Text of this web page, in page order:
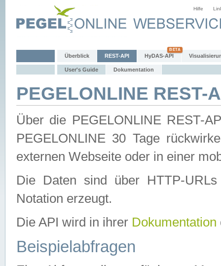
Hilfe
Überblick REST-API HyDAS-API
User's Guide Dokumentation
PEGELONLINE REST-
Über die PEGELONLINE REST-
PEGELONLINE 30 Tage
externen Webseite oder in einer
Die Daten sind über HTTP-
Notation erzeugt.
Die API wird in ihrer Dokumentation
Beispielabfragen